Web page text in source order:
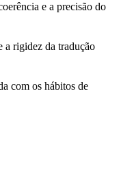
e a precisão do
a rigidez da tradução
com os hábitos de